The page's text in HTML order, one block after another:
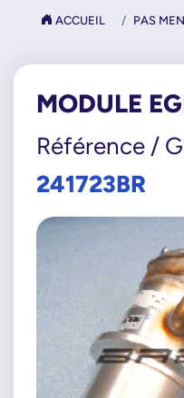
ACCUEIL PAS
MODULE
Référence /
241723BR